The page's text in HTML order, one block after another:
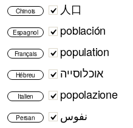
Chinois 人口
Espagnol población
Français population
Hébreu אוכלוסייה
Italien popolazione
Persan نفوس